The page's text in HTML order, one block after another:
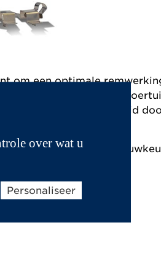
om een optimale
montage op diverse
doet aan uw veiligheid
voor zeer
over wat u
Personaliseer